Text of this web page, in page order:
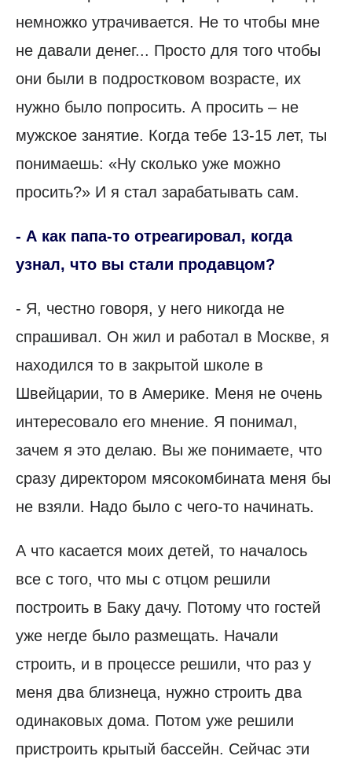
немножко утрачивается. Не то чтобы мне
не давали денег... Просто для того чтобы
они были в подростковом возрасте, их
нужно было попросить. А просить – не
мужское занятие. Когда тебе 13-15 лет, ты
понимаешь: «Ну сколько уже можно
просить?» И я стал зарабатывать сам.
- А как папа-то отреагировал, когда
узнал, что вы стали продавцом?
- Я, честно говоря, у него никогда не
спрашивал. Он жил и работал в Москве, я
находился то в закрытой школе в
Швейцарии, то в Америке. Меня не очень
интересовало его мнение. Я понимал,
зачем я это делаю. Вы же понимаете, что
сразу директором мясокомбината меня бы
не взяли. Надо было с чего-то начинать.
А что касается моих детей, то началось
все с того, что мы с отцом решили
построить в Баку дачу. Потому что гостей
уже негде было размещать. Начали
строить, и в процессе решили, что раз у
меня два близнеца, нужно строить два
одинаковых дома. Потом уже решили
пристроить крытый бассейн. Сейчас эти